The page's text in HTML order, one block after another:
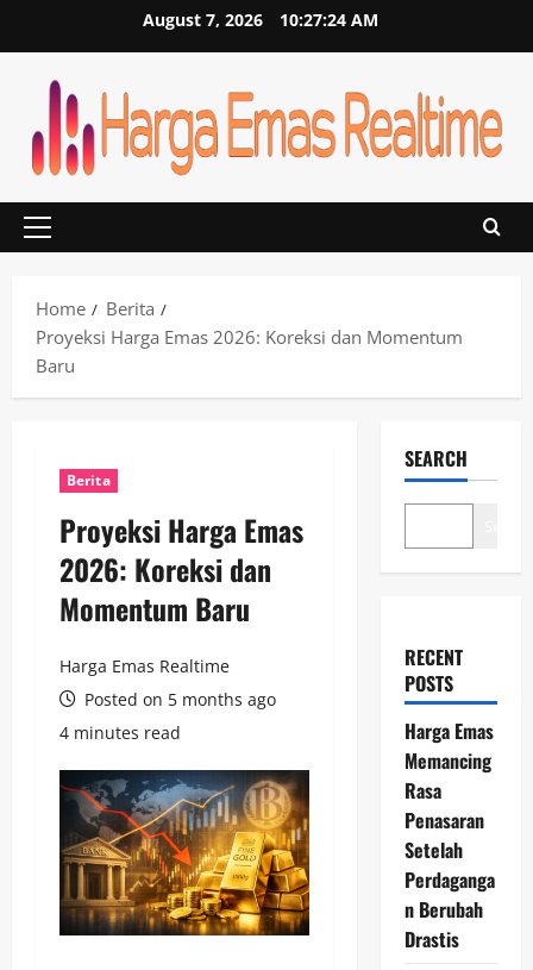
August 7, 2026 10:27:24 AM
Primary
Home
Berita
Proyeksi Harga Emas 2026: Koreksi dan Momentum
Baru
Berita
Proyeksi Harga Emas
2026: Koreksi dan
Momentum Baru
Harga Emas Realtime
Posted on 5 months ago
4 minutes read
SEARCH
RECENT
POSTS
Harga Emas
Memancing
Rasa
Penasaran
Setelah
Perdaganga
n Berubah
Drastis